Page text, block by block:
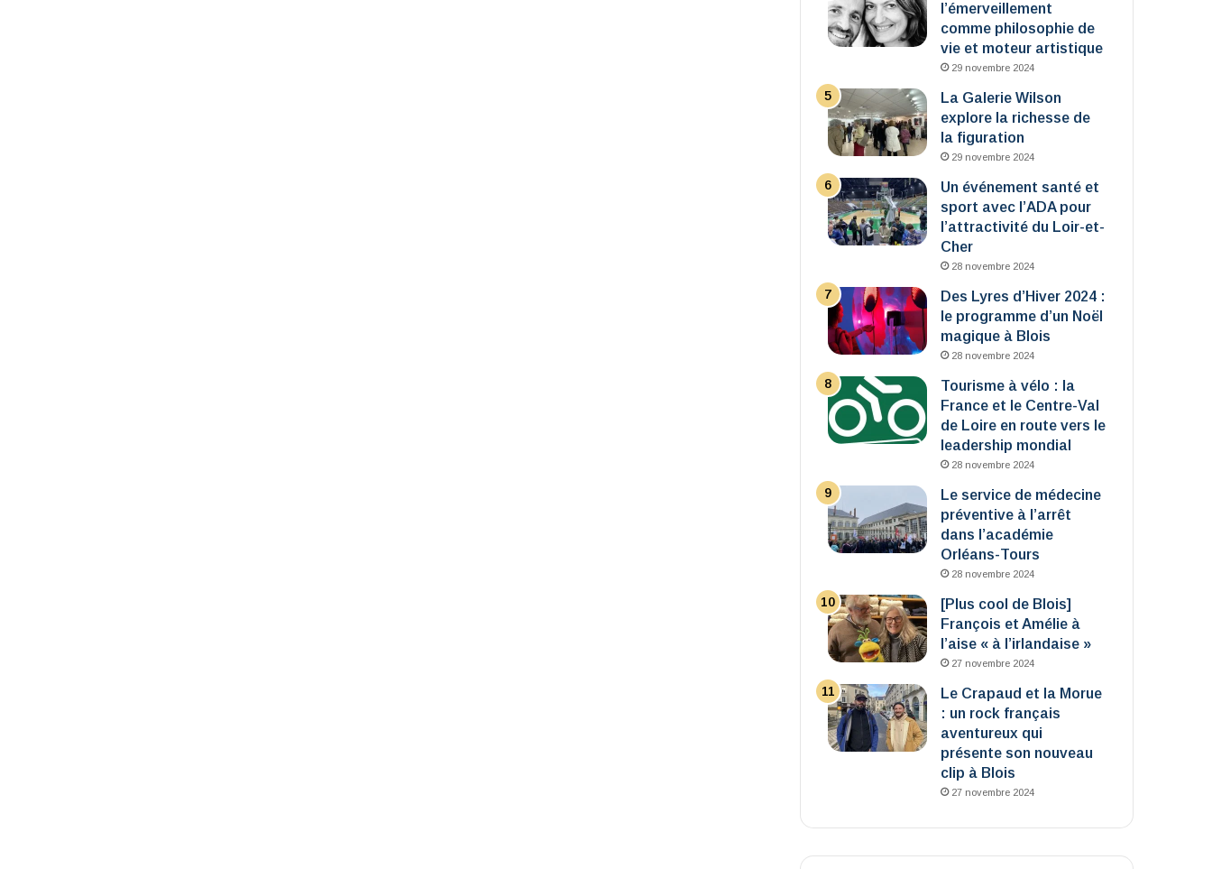
l’émerveillement
comme philosophie de
vie et moteur artistique
29 novembre 2024
La Galerie Wilson
explore la richesse de
la figuration
29 novembre 2024
Un événement santé et
sport avec l’ADA pour
l’attractivité du Loir-et-
Cher
28 novembre 2024
Des Lyres d’Hiver 2024 :
le programme d’un Noël
magique à Blois
28 novembre 2024
Tourisme à vélo : la
France et le Centre-Val
de Loire en route vers le
leadership mondial
28 novembre 2024
Le service de médecine
préventive à l’arrêt
dans l’académie
Orléans-Tours
28 novembre 2024
[Plus cool de Blois]
François et Amélie à
l’aise « à l’irlandaise »
27 novembre 2024
Le Crapaud et la Morue
: un rock français
aventureux qui
présente son nouveau
clip à Blois
27 novembre 2024